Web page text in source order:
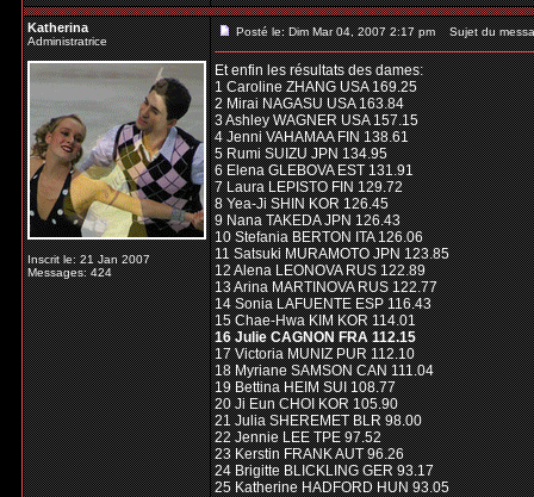
Katherina
Administratrice
Inscrit le: 21 Jan 2007
Messages: 424
Posté le: Dim Mar 04, 2007 2:17 pm Sujet du
Et enfin les résultats des dames:
1 Caroline ZHANG USA 169.25
2 Mirai NAGASU USA 163.84
3 Ashley WAGNER USA 157.15
4 Jenni VAHAMAA FIN 138.61
5 Rumi SUIZU JPN 134.95
6 Elena GLEBOVA EST 131.91
7 Laura LEPISTO FIN 129.72
8 Yea-Ji SHIN KOR 126.45
9 Nana TAKEDA JPN 126.43
10 Stefania BERTON ITA 126.06
11 Satsuki MURAMOTO JPN 123.85
12 Alena LEONOVA RUS 122.89
13 Arina MARTINOVA RUS 122.77
14 Sonia LAFUENTE ESP 116.43
15 Chae-Hwa KIM KOR 114.01
16 Julie CAGNON FRA 112.15
17 Victoria MUNIZ PUR 112.10
18 Myriane SAMSON CAN 111.04
19 Bettina HEIM SUI 108.77
20 Ji Eun CHOI KOR 105.90
21 Julia SHEREMET BLR 98.00
22 Jennie LEE TPE 97.52
23 Kerstin FRANK AUT 96.26
24 Brigitte BLICKLING GER 93.17
25 Katherine HADFORD HUN 93.05